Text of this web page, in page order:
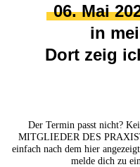
06. Mai
in
Dort zeig
Der Termin passt nicht?
MITGLIEDER DES
einfach nach dem hier
melde dich zu